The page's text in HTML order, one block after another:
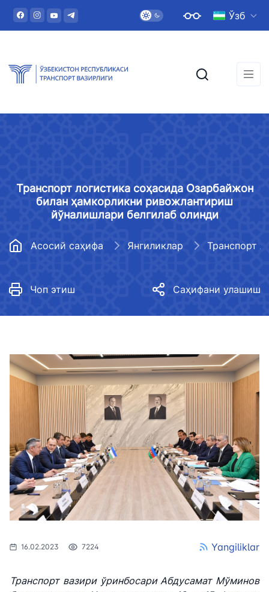
Ўзб
Транспорт логистика соҳасида Озарбайжон
билан ҳамкорликни ривожлантириш
йўналишлари белгилаб олинди
Асосий саҳифа Янгиликлар
Чоп этиш Саҳифани улашиш
16.02.2023 7224 Yangiliklar
Транспорт вазири ўринбосари Абдусамат Мўминов